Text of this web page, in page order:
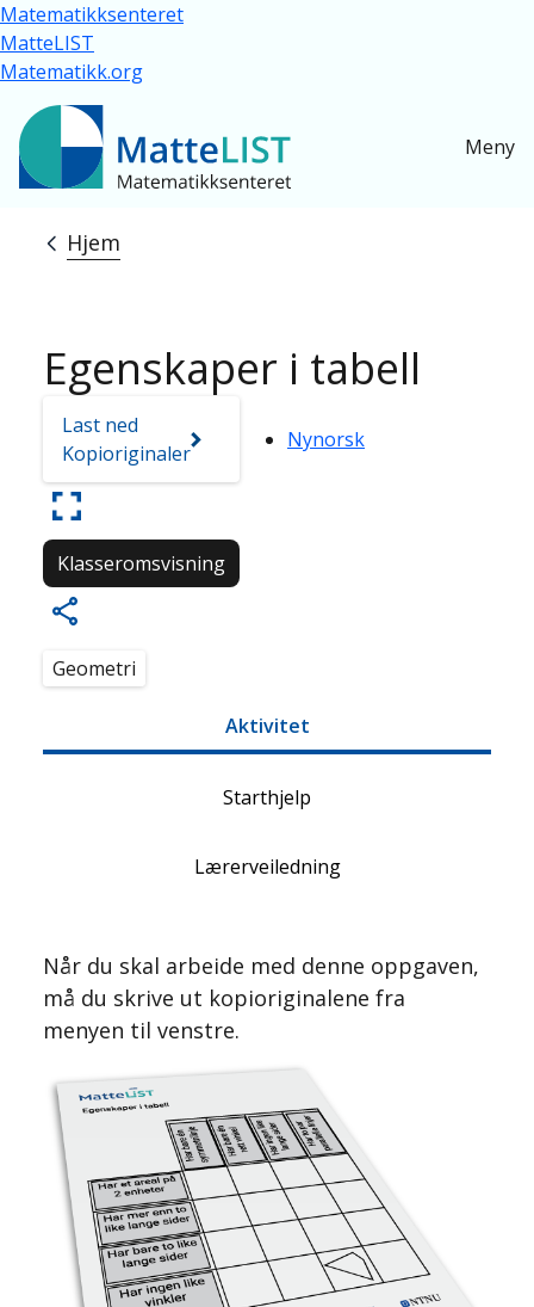
Hopp til hovedinnhold
Matematikksenteret
MatteLIST
Matematikk.org
Meny
Navigasjonssti
Hjem
Egenskaper i tabell
Last ned
Kopioriginaler
Nynorsk
Klasseromsvisning
Geometri
Aktivitet
Starthjelp
Lærerveiledning
Når du skal arbeide med denne oppgaven,
må du skrive ut kopioriginalene fra
menyen til venstre.